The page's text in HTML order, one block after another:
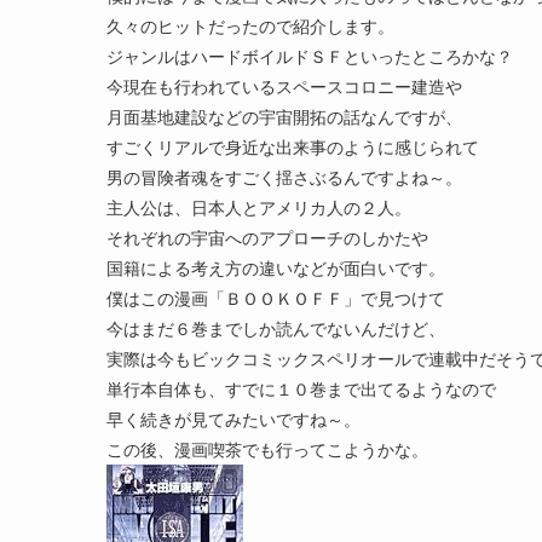
久々のヒットだったので紹介します。
ジャンルはハードボイルドＳＦといったところかな？
今現在も行われているスペースコロニー建造や
月面基地建設などの宇宙開拓の話なんですが、
すごくリアルで身近な出来事のように感じられて
男の冒険者魂をすごく揺さぶるんですよね～。
主人公は、日本人とアメリカ人の２人。
それぞれの宇宙へのアプローチのしかたや
国籍による考え方の違いなどが面白いです。
僕はこの漫画「ＢＯＯＫＯＦＦ」で見つけて
今はまだ６巻までしか読んでないんだけど、
実際は今もビックコミックスペリオールで連載中だそう
単行本自体も、すでに１０巻まで出てるようなので
早く続きが見てみたいですね～。
この後、漫画喫茶でも行ってこようかな。